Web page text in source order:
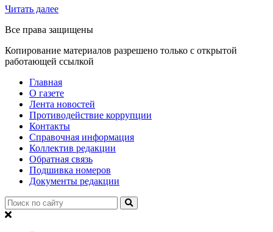
Читать далее
Все права защищены
Копирование материалов разрешено только с открытой
работающей ссылкой
Главная
О газете
Лента новостей
Противодействие коррупции
Контакты
Справочная информация
Коллектив редакции
Обратная связь
Подшивка номеров
Документы редакции